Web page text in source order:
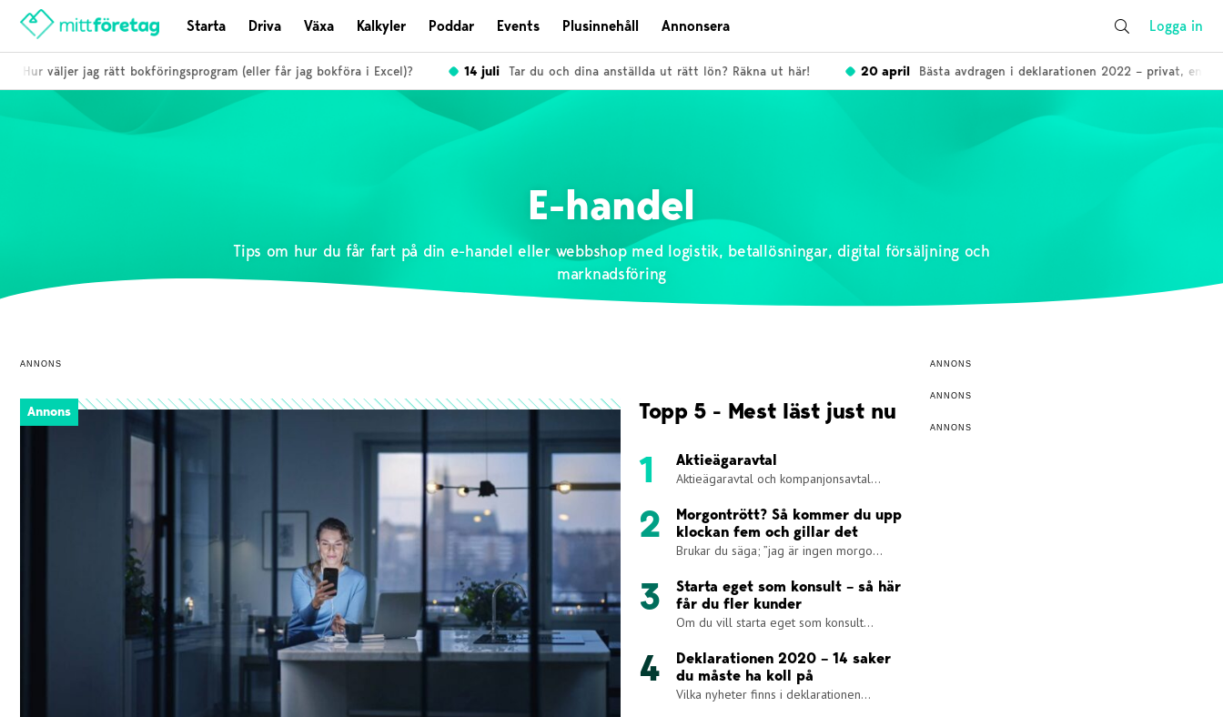
Starta Driva Växa Kalkyler Poddar Events Plusinnehåll Annonsera Logga in
väljer jag rätt bokföringsprogram (eller får jag bokföra i Excel)? 14 juli Tar du och dina anställda ut rätt lön? Räkna ut här! 20 april Bästa avdragen i deklarationen 2022 – privat, enskild
E-handel
Tips om hur du får fart på din e-handel eller webbshop med logistik, betallösningar, digital försäljning och
marknadsföring
ANNONS
Annons Topp 5 - Mest läst just nu
Aktieägaravtal
Aktieägaravtal och kompanjonsavtal...
Morgontrött? Så kommer du upp
klockan fem och gillar det
Brukar du säga; ”jag är ingen morgo...
Starta eget som konsult – så här
får du fler kunder
Om du vill starta eget som konsult...
Deklarationen 2020 – 14 saker
du måste ha koll på
Vilka nyheter finns i deklarationen...
ANNONS
ANNONS
ANNONS